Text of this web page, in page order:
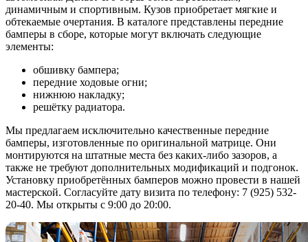
динамичным и спортивным. Кузов приобретает мягкие и
обтекаемые очертания. В каталоге представлены передние
бамперы в сборе, которые могут включать следующие
элементы:
обшивку бампера;
передние ходовые огни;
нижнюю накладку;
решётку радиатора.
Мы предлагаем исключительно качественные передние
бамперы, изготовленные по оригинальной матрице. Они
монтируются на штатные места без каких-либо зазоров, а
также не требуют дополнительных модификаций и подгонок.
Установку приобретённых бамперов можно провести в нашей
мастерской. Согласуйте дату визита по телефону: 7 (925) 532-
20-40. Мы открыты с 9:00 до 20:00.